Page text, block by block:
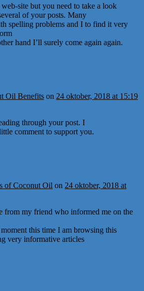
site but you need to take a look
of your posts. Many
spelling problems and I to find it very
hand I’ll surely come again again.
Oil Benefits on 24 oktober, 2018 at 15:19
through your post. I
comment to support you.
of Coconut Oil on 24 oktober, 2018 at
from my friend who informed me on the
this time I am browsing this
very informative articles